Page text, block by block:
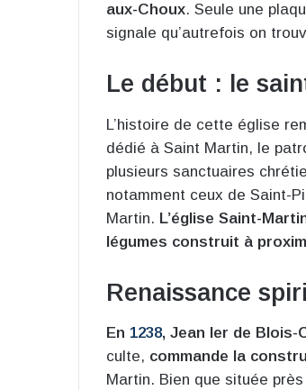
aux-Choux. Seule une
signale qu’autrefois on
Le début : le
L’histoire de cette église
dédié à Saint Martin, le
plusieurs sanctuaires
notamment ceux de Saint-
Martin. L’église Saint-
légumes construit à
Renaissance
En 1238, Jean Ier de Blois-
culte, commande la
Martin. Bien que située